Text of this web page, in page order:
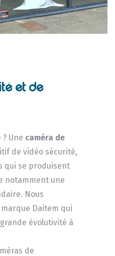
et de
Une caméra de
de vidéo sécurité,
qui se produisent
notamment une
Nous
Daitem qui
évolutivité à
de